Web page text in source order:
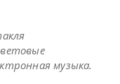
музыка.